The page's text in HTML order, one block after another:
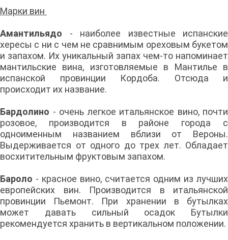
Марки вин
Амантильядо - наиболее известные испанские
хересы с ни с чем не сравнимым ореховым букетом
и запахом. Их уникальный запах чем-то напоминает
мантильские вина, изготовляемые в Мантилье в
испанской провинции Кордоба. Отсюда и
происходит их название.
Бардолино - очень легкое итальянское вино, почти
розовое, производится в районе города с
одноименным названием вблизи от Вероны.
Выдерживается от одного до трех лет. Обладает
восхитительным фруктовым запахом.
Бароло - красное вино, считается одним из лучших
европейских вин. Производится в итальянской
провинции Пьемонт. При хранении в бутылках
может давать сильный осадок Бутылки
рекомендуется хранить в вертикальном положении.